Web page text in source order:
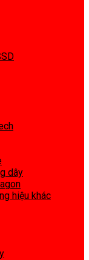
dây
hiệu khác